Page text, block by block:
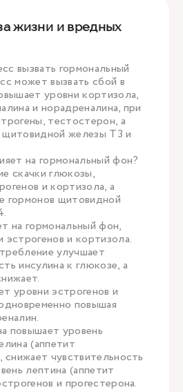
жизни и вредных
вызвать гормональный
может вызвать сбой в
уровни кортизола,
и норадреналина, при
тестостерон, а
железы Т3 и
на гормональный фон?
скачки глюкозы,
и кортизола, а
гормонов щитовидной
на гормональный фон,
эстрогенов и кортизола.
улучшает
инсулина к глюкозе, а
уровни эстрогенов и
повышая
повышает уровень
(аппетит
снижает чувствительность
лептина (аппетит
и прогестерона.